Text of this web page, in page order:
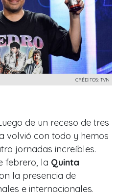
CRÉDITOS: TVN
de un receso de tres
volvió con todo y hemos
jornadas increíbles.
febrero, la Quinta
la presencia de
e internacionales.